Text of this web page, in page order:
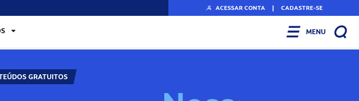
ACESSAR CONTA | CADASTRE-SE
MENU
GRATUITOS